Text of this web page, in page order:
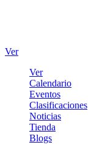
Ver
Ver
Calendario
Eventos
Clasificaciones
Noticias
Tienda
Blogs